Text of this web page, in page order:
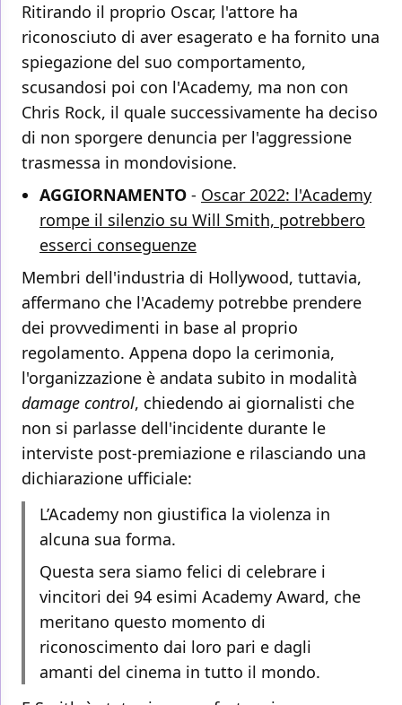
Ritirando il proprio Oscar, l'attore ha
riconosciuto di aver esagerato e ha fornito una
spiegazione del suo comportamento,
scusandosi poi con l'Academy, ma non con
Chris Rock, il quale successivamente ha deciso
di non sporgere denuncia per l'aggressione
trasmessa in mondovisione.
AGGIORNAMENTO - Oscar 2022: l'Academy
rompe il silenzio su Will Smith, potrebbero
esserci conseguenze
Membri dell'industria di Hollywood, tuttavia,
affermano che l'Academy potrebbe prendere
dei provvedimenti in base al proprio
regolamento. Appena dopo la cerimonia,
l'organizzazione è andata subito in modalità
damage control, chiedendo ai giornalisti che
non si parlasse dell'incidente durante le
interviste post-premiazione e rilasciando una
dichiarazione ufficiale:
L’Academy non giustifica la violenza in
alcuna sua forma.
Questa sera siamo felici di celebrare i
vincitori dei 94 esimi Academy Award, che
meritano questo momento di
riconoscimento dai loro pari e dagli
amanti del cinema in tutto il mondo.